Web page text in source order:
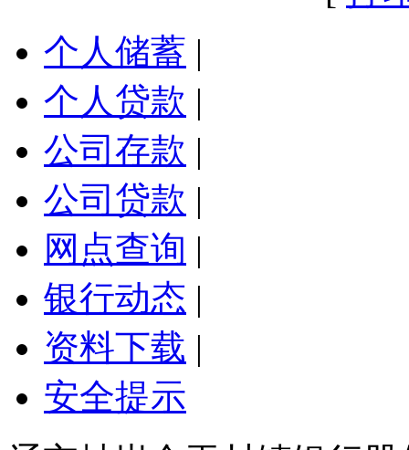
个人储蓄 |
个人贷款 |
公司存款 |
公司贷款 |
网点查询 |
银行动态 |
资料下载 |
安全提示